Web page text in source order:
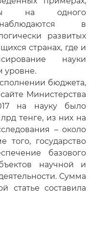
на одного
в
развитых
странах, где и
науки
уровне.
бюджета,
Министерства
на науку было
тенге, из них на
– около
того, государство
базового
научной и
Сумма
статье составила